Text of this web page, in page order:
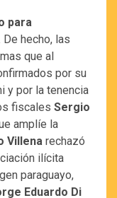
para
De hecho, las
que al
por su
y por la tenencia
fiscales Sergio
amplíe la
Villena rechazó
ilícita
paraguayo,
Eduardo Di